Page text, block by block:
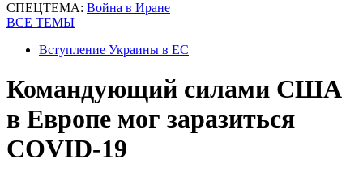
СПЕЦТЕМА: Война в Иране
ВСЕ ТЕМЫ
Вступление Украины в ЕС
Командующий силами США
в Европе мог заразиться
COVID-19